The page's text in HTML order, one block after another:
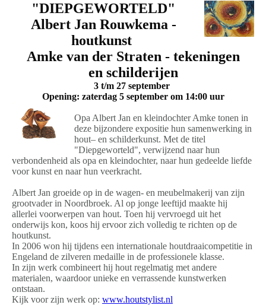
"DIEPGEWORTELD"
Albert Jan Rouwkema -
houtkunst
Amke van der Straten - tekeningen
en schilderijen
3 t/m 27 september
Opening: zaterdag 5 september om 14:00 uur
Opa Albert Jan en kleindochter Amke tonen in
deze bijzondere expositie hun samenwerking in
hout– en schilderkunst. Met de titel
"Diepgeworteld", verwijzend naar hun
verbondenheid als opa en kleindochter, naar hun gedeelde liefde
voor kunst en naar hun veerkracht.
Albert Jan groeide op in de wagen- en meubelmakerij van zijn
grootvader in Noordbroek. Al op jonge leeftijd maakte hij
allerlei voorwerpen van hout. Toen hij vervroegd uit het
onderwijs kon, koos hij ervoor zich volledig te richten op de
houtkunst.
In 2006 won hij tijdens een internationale houtdraaicompetitie in
Engeland de zilveren medaille in de professionele klasse.
In zijn werk combineert hij hout regelmatig met andere
materialen, waardoor unieke en verrassende kunstwerken
ontstaan.
Kijk voor zijn werk op: www.houtstylist.nl